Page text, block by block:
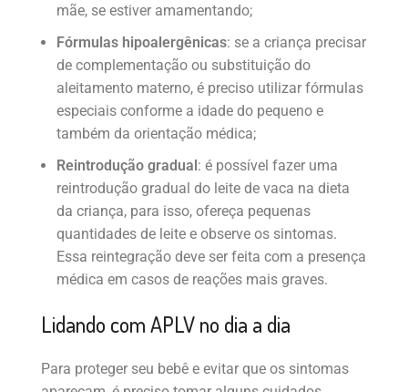
mãe, se estiver amamentando;
Fórmulas hipoalergênicas: se a criança precisar
de complementação ou substituição do
aleitamento materno, é preciso utilizar fórmulas
especiais conforme a idade do pequeno e
também da orientação médica;
Reintrodução gradual: é possível fazer uma
reintrodução gradual do leite de vaca na dieta
da criança, para isso, ofereça pequenas
quantidades de leite e observe os sintomas.
Essa reintegração deve ser feita com a presença
médica em casos de reações mais graves.
Lidando com APLV no dia a dia
Para proteger seu bebê e evitar que os sintomas